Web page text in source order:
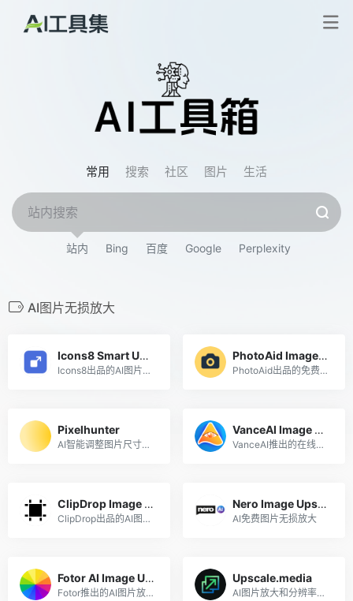
常用 搜索 社区 图片 生活
站内 Bing 百度 Google Perplexity
AI图片无损放大
Icons8 Smart Upscaler
Icons8出品的AI图片无损放大工具
PhotoAid Image Upscaler
PhotoAid出品的免费在线人工智能图片放大工具
Pixelhunter
AI智能调整图片尺寸用于社交媒体平台发帖
VanceAI Image Resizer
VanceAI推出的在线图片尺寸调整工具
ClipDrop Image Upscaler
ClipDrop出品的AI图片放大工具
Nero Image Upscaler
AI免费图片无损放大
Fotor AI Image Upscaler
Fotor推出的AI图片放大工具
Upscale.media
AI图片放大和分辨率修改